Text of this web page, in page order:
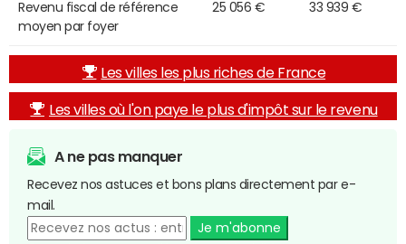
Revenu fiscal de référence
moyen par foyer
25 056 € 33 939 €
Les villes les plus riches de France
Les villes où l'on paye le plus d'impôt sur le revenu
A ne pas manquer
Recevez nos astuces et bons plans directement par e-
mail.
Je m'abonne